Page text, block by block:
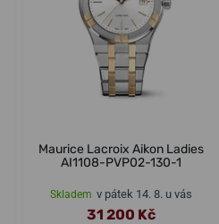
Maurice Lacroix Aikon Ladies
AI1108-PVP02-130-1
Skladem v pátek 14. 8. u vás
31 200 Kč